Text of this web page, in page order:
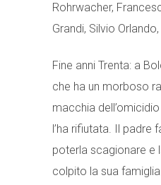
Rohrwacher,
Grandi, Silvio
Fine anni Trenta: a
che ha un morboso
macchia
l’ha rifiutata. Il padre
poterla scagionare e
colpito la sua